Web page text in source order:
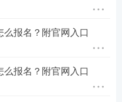
员（含中专学历人
类别考试（增报专
报名？附官网入口
报名？附官网入口